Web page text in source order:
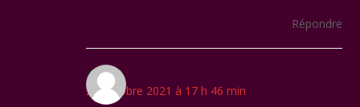
Répondre
Cindy
24 octobre 2021 à 17 h 46 min